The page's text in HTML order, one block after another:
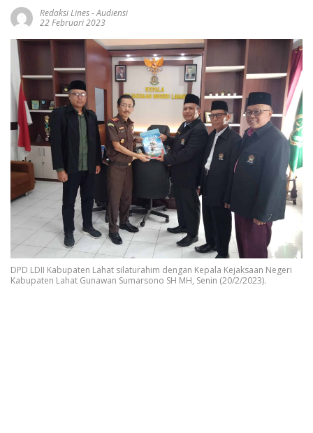
Redaksi Lines-Audiensi
22 Februari 2023
DPD LDII Kabupaten Lahat silaturahim dengan Kepala Kejaksaan Negeri
Kabupaten Lahat Gunawan Sumarsono SH MH, Senin (20/2/2023).